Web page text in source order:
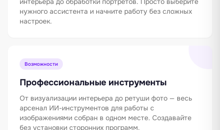
нужного ассистента и начните работу без сложных
настроек.
Возможности
Профессиональные инструменты
От визуализации интерьера до ретуши фото — весь
арсенал ИИ-инструментов для работы с
изображениями собран в одном месте. Создавайте
без установки сторонних программ.